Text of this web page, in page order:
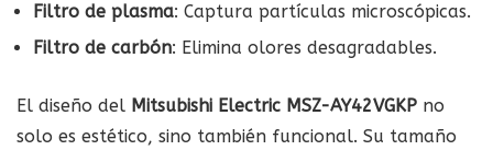
Filtro de plasma: Captura partículas microscópicas.
Filtro de carbón: Elimina olores desagradables.
El diseño del Mitsubishi Electric MSZ-AY42VGKP no
solo es estético, sino también funcional. Su tamaño